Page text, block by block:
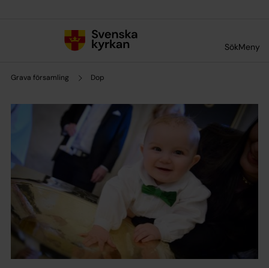
SökMeny
Grava församling Dop